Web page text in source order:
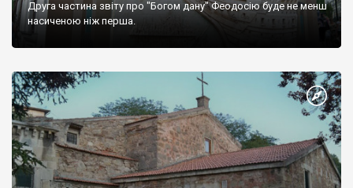
Друга частина звіту про "Богом дану" Феодосію буде не менш
насиченою ніж перша.